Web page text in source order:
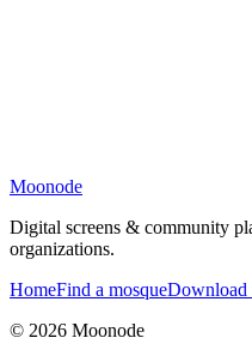
Moonode
Digital screens & community
organizations.
HomeFind a mosqueDownload
© 2026 Moonode